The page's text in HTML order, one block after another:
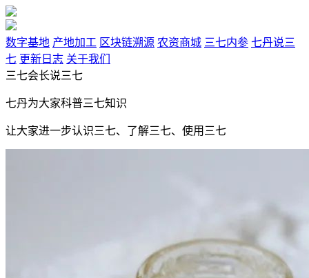
数字基地 产地加工 区块链溯源 农资商城 三七内参 七丹说三
七 更新日志 关于我们
三七会长说三七
七丹为大家科普三七知识
让大家进一步认识三七、了解三七、使用三七